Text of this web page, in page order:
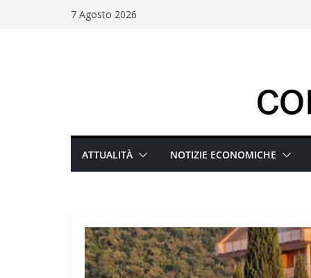
7 Agosto 2026
ATTUALITÀ NOTIZIE ECONOMICHE